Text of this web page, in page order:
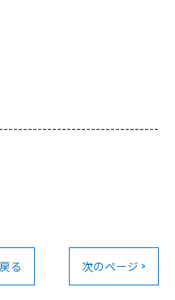
る 次のページ >